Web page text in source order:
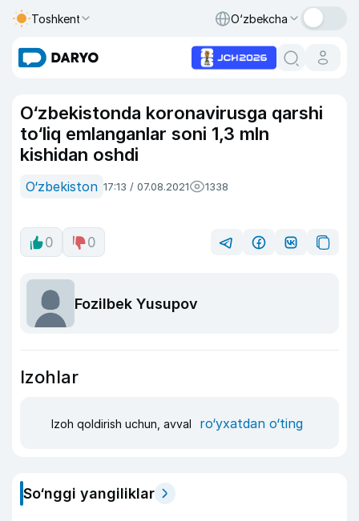
Toshkent O‘zbekcha
O‘zbekistonda koronavirusga qarshi
to‘liq emlanganlar soni 1,3 mln
kishidan oshdi
O‘zbekiston 17:13 / 07.08.2021 1338
0 0
Fozilbek Yusupov
Izohlar
Izoh qoldirish uchun, avval ro‘yxatdan o‘ting
So‘nggi yangiliklar